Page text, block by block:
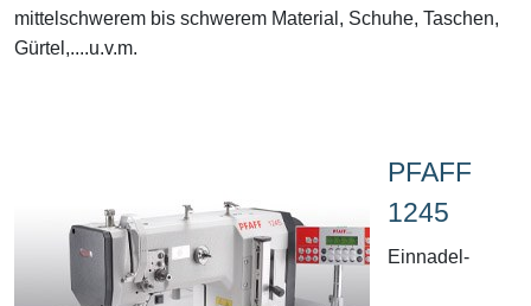
mittelschwerem bis schwerem Material, Schuhe, Taschen,
Gürtel,....u.v.m.
PFAFF
1245
Einnadel-